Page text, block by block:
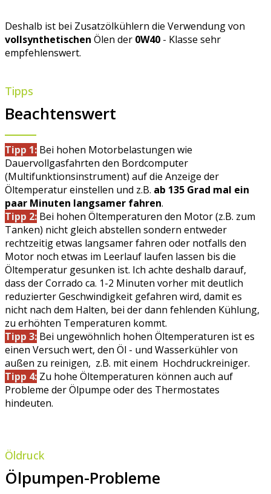
Deshalb ist bei Zusatzölkühlern die Verwendung von
vollsynthetischen Ölen der 0W40 - Klasse sehr
empfehlenswert.
Tipps
Beachtenswert
Tipp 1: Bei hohen Motorbelastungen wie
Dauervollgasfahrten den Bordcomputer
(Multifunktionsinstrument) auf die Anzeige der
Öltemperatur einstellen und z.B. ab 135 Grad mal ein
paar Minuten langsamer fahren.
Tipp 2: Bei hohen Öltemperaturen den Motor (z.B. zum
Tanken) nicht gleich abstellen sondern entweder
rechtzeitig etwas langsamer fahren oder notfalls den
Motor noch etwas im Leerlauf laufen lassen bis die
Öltemperatur gesunken ist. Ich achte deshalb darauf,
dass der Corrado ca. 1-2 Minuten vorher mit deutlich
reduzierter Geschwindigkeit gefahren wird, damit es
nicht nach dem Halten, bei der dann fehlenden Kühlung,
zu erhöhten Temperaturen kommt.
Tipp 3: Bei ungewöhnlich hohen Öltemperaturen ist es
einen Versuch wert, den Öl - und Wasserkühler von
außen zu reinigen, z.B. mit einem Hochdruckreiniger.
Tipp 4: Zu hohe Öltemperaturen können auch auf
Probleme der Ölpumpe oder des Thermostates
hindeuten.
Öldruck
Ölpumpen-Probleme